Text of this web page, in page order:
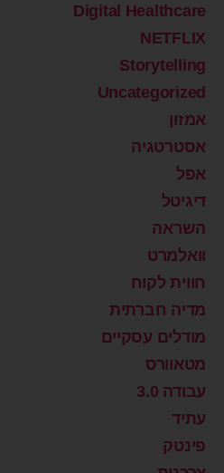
Digital Healthcare
NETFLIX
Storytelling
Uncategorized
אמזון
אסטרטגיה
אפל
דיגיטל
השראה
וואלמרט
חווית לקוח
מדיה חברתית
מודלים עסקיים
מטאוורס
עבודה 3.0
עתיד
פינטק